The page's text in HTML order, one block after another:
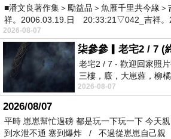
■潘文良著作集＞勵益品＞魚雁千里共今緣
祥。2006.03.19.日 20:33:21▽042_吉祥
2026-08-07
柒參參▎老宅2 / 7 (
老宅2 / 7 - 歡迎回家照
三樓，廄，大崽蕥，柳
個人整整齊齊地站在鏡框
2026-08-07
2026/08/07
平時 崽崽幫忙過磅 都是玩一下玩一下 今天
到水泄不通 塞到爆炸 / 不過從崽崽自己親